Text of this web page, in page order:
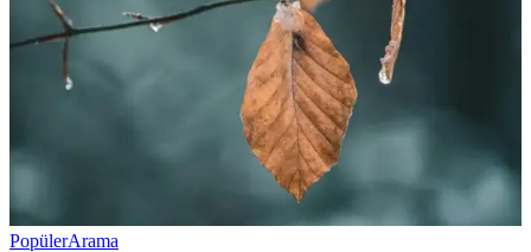
PopülerArama